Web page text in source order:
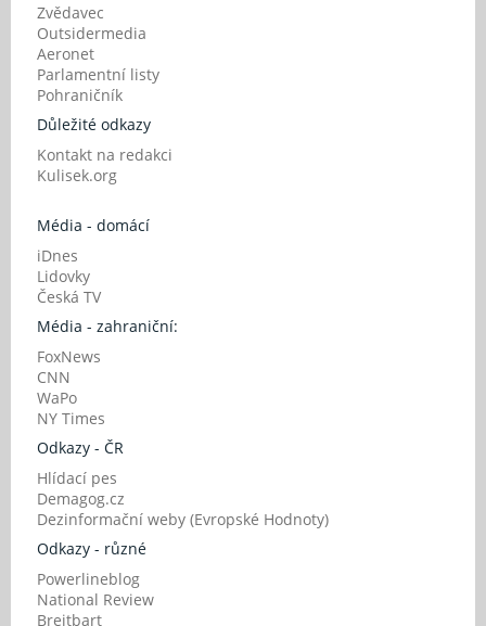
Zvědavec
Outsidermedia
Aeronet
Parlamentní listy
Pohraničník
Důležité odkazy
Kontakt na redakci
Kulisek.org
Média - domácí
iDnes
Lidovky
Česká TV
Média - zahraniční:
FoxNews
CNN
WaPo
NY Times
Odkazy - ČR
Hlídací pes
Demagog.cz
Dezinformační weby (Evropské Hodnoty)
Odkazy - různé
Powerlineblog
National Review
Breitbart